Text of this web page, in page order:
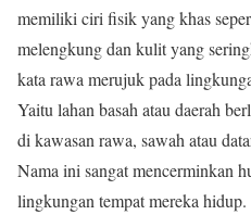
memiliki ciri fisik yang khas
melengkung dan kulit yang
kata rawa merujuk pada
Yaitu lahan basah atau daerah
di kawasan rawa, sawah atau
Nama ini sangat mencerminkan
lingkungan tempat mereka hidup.